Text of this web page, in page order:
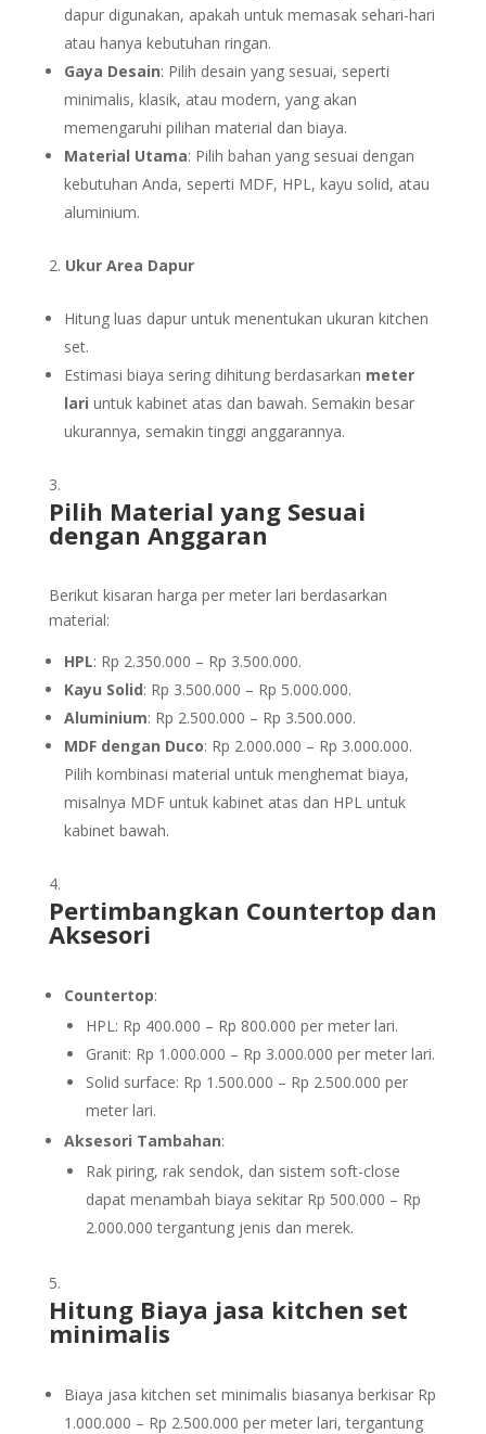
dapur digunakan, apakah untuk memasak sehari-hari
atau hanya kebutuhan ringan.
Gaya Desain: Pilih desain yang sesuai, seperti
minimalis, klasik, atau modern, yang akan
memengaruhi pilihan material dan biaya.
Material Utama: Pilih bahan yang sesuai dengan
kebutuhan Anda, seperti MDF, HPL, kayu solid, atau
aluminium.
Ukur Area Dapur
Hitung luas dapur untuk menentukan ukuran kitchen
set.
Estimasi biaya sering dihitung berdasarkan meter
lari untuk kabinet atas dan bawah. Semakin besar
ukurannya, semakin tinggi anggarannya.
Pilih Material yang Sesuai
dengan Anggaran
Berikut kisaran harga per meter lari berdasarkan
material:
HPL: Rp 2.350.000 – Rp 3.500.000.
Kayu Solid: Rp 3.500.000 – Rp 5.000.000.
Aluminium: Rp 2.500.000 – Rp 3.500.000.
MDF dengan Duco: Rp 2.000.000 – Rp 3.000.000.
Pilih kombinasi material untuk menghemat biaya,
misalnya MDF untuk kabinet atas dan HPL untuk
kabinet bawah.
Pertimbangkan Countertop dan
Aksesori
Countertop:
HPL: Rp 400.000 – Rp 800.000 per meter lari.
Granit: Rp 1.000.000 – Rp 3.000.000 per meter lari.
Solid surface: Rp 1.500.000 – Rp 2.500.000 per
meter lari.
Aksesori Tambahan:
Rak piring, rak sendok, dan sistem soft-close
dapat menambah biaya sekitar Rp 500.000 – Rp
2.000.000 tergantung jenis dan merek.
Hitung Biaya jasa kitchen set
minimalis
Biaya jasa kitchen set minimalis biasanya berkisar Rp
1.000.000 – Rp 2.500.000 per meter lari, tergantung